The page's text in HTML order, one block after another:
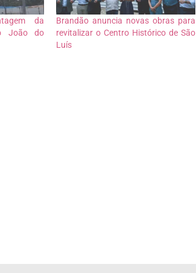
da
João do
Brandão anuncia novas obras para
revitalizar o Centro Histórico de São
Luís